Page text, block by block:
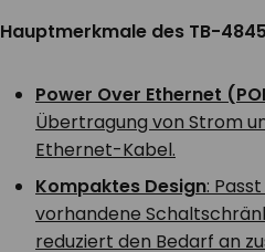
Hauptmerkmale des TB-
Power Over Ethernet
Übertragung von Strom
Ethernet-Kabel.
Kompaktes Design:
vorhandene
reduziert den Bedarf an